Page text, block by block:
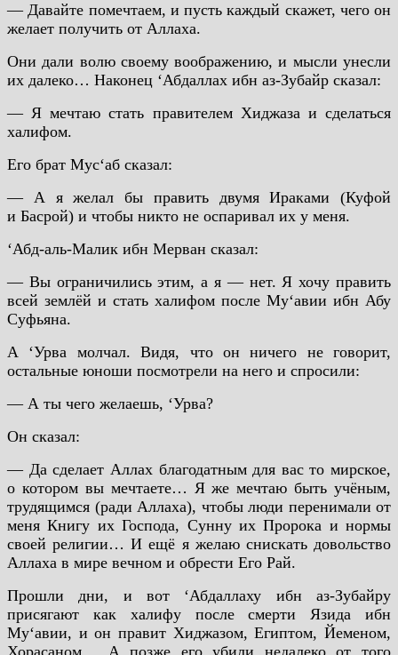
— Давайте помечтаем, и пусть каждый скажет, чего он
желает получить от Аллаха.
Они дали волю своему воображению, и мысли унесли
их далеко… Наконец ‘Абдаллах ибн аз-Зубайр сказал:
— Я мечтаю стать правителем Хиджаза и сделаться
халифом.
Его брат Мус‘аб сказал:
— А я желал бы править двумя Ираками (Куфой
и Басрой) и чтобы никто не оспаривал их у меня.
‘Абд-аль-Малик ибн Мерван сказал:
— Вы ограничились этим, а я — нет. Я хочу править
всей землёй и стать халифом после Му‘авии ибн Абу
Суфьяна.
А ‘Урва молчал. Видя, что он ничего не говорит,
остальные юноши посмотрели на него и спросили:
— А ты чего желаешь, ‘Урва?
Он сказал:
— Да сделает Аллах благодатным для вас то мирское,
о котором вы мечтаете… Я же мечтаю быть учёным,
трудящимся (ради Аллаха), чтобы люди перенимали от
меня Книгу их Господа, Сунну их Пророка и нормы
своей религии… И ещё я желаю снискать довольство
Аллаха в мире вечном и обрести Его Рай.
Прошли дни, и вот ‘Абдаллаху ибн аз-Зубайру
присягают как халифу после смерти Язида ибн
Му‘авии, и он правит Хиджазом, Египтом, Йеменом,